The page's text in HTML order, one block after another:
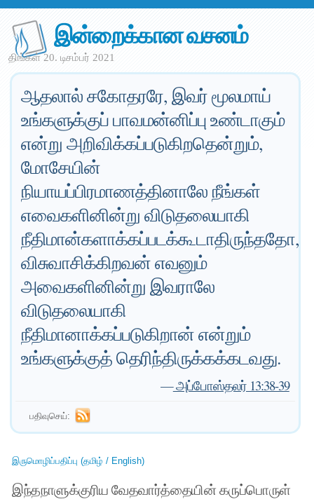
இன்றைக்கான வசனம்
திங்கள் 20. டிசம்பர் 2021
ஆதலால் சகோதரரே, இவர் மூலமாய்
உங்களுக்குப் பாவமன்னிப்பு உண்டாகும்
என்று அறிவிக்கப்படுகிறதென்றும்,
மோசேயின்
நியாயப்பிரமாணத்தினாலே நீங்கள்
எவைகளினின்று விடுதலையாகி
நீதிமான்களாக்கப்படக்கூடாதிருந்ததோ,
விசுவாசிக்கிறவன் எவனும்
அவைகளினின்று இவராலே
விடுதலையாகி
நீதிமானாக்கப்படுகிறான் என்றும்
உங்களுக்குத் தெரிந்திருக்கக்கடவது.
—அப்போஸ்தலர் 13:38-39
பதிவுசெய்:
இருமொழிப்பதிப்பு (தமிழ் / English)
இந்தநாளுக்குரிய வேதவார்த்தையின் கருப்பொருள்